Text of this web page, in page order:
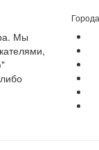
Мы
Города